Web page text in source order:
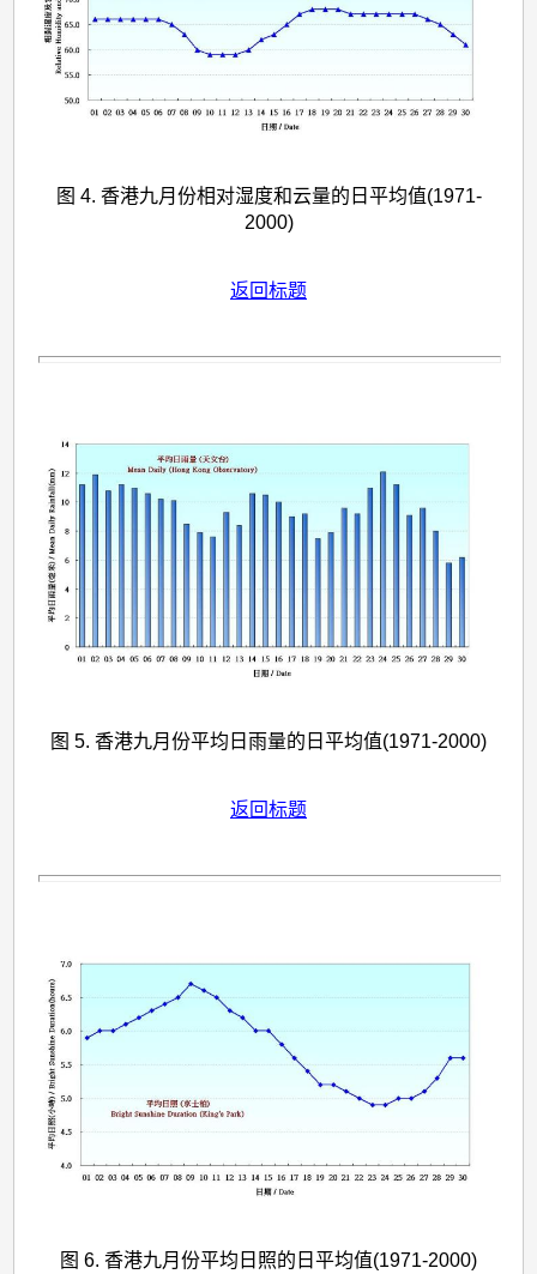
图 4. 香港九月份相对湿度和云量的日平均值(1971-
2000)
返回标题
图 5. 香港九月份平均日雨量的日平均值(1971-2000)
返回标题
图 6. 香港九月份平均日照的日平均值(1971-2000)